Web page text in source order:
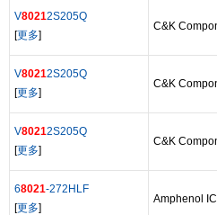
V80212S205Q
[更多]
C&K
V80212S205Q
[更多]
C&K
V80212S205Q
[更多]
C&K
68021-272HLF
[更多]
Amphenol